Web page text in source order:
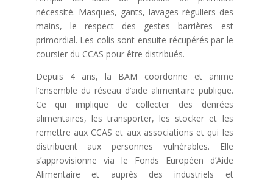
nécessité. Masques, gants, lavages réguliers des
mains, le respect des gestes barrières est
primordial. Les colis sont ensuite récupérés par le
coursier du CCAS pour être distribués.
Depuis 4 ans, la BAM coordonne et anime
l’ensemble du réseau d’aide alimentaire publique.
Ce qui implique de collecter des denrées
alimentaires, les transporter, les stocker et les
remettre aux CCAS et aux associations et qui les
distribuent aux personnes vulnérables. Elle
s’approvisionne via le Fonds Européen d’Aide
Alimentaire et auprès des industriels et